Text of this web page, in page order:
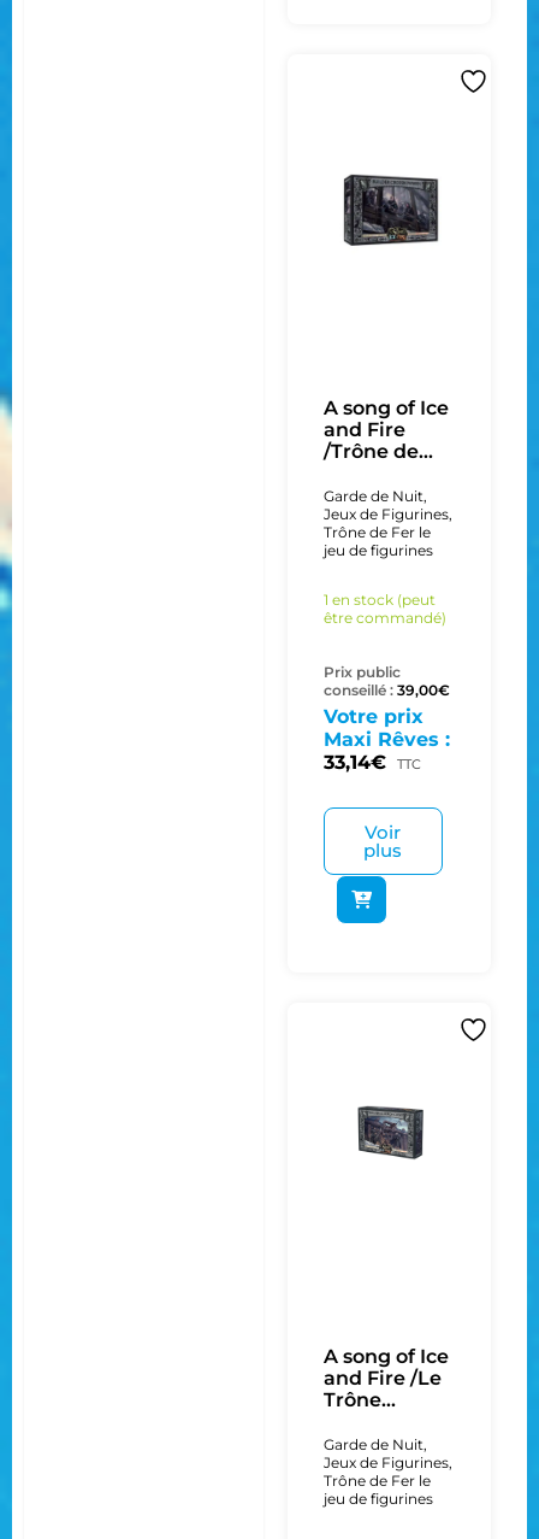
A song of Ice
and Fire
/Trône de...
Garde de Nuit,
Jeux de Figurines,
Trône de Fer le
jeu de figurines
1 en stock (peut
être commandé)
Prix public
conseillé : 39,00€
Votre prix
Maxi Rêves :
33,14€ TTC
Voir
plus
A song of Ice
and Fire /Le
Trône...
Garde de Nuit,
Jeux de Figurines,
Trône de Fer le
jeu de figurines